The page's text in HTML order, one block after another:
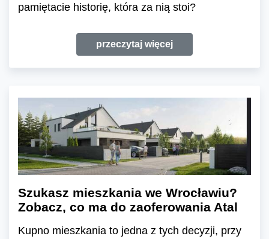
pamiętacie historię, która za nią stoi?
przeczytaj więcej
Szukasz mieszkania we Wrocławiu?
Zobacz, co ma do zaoferowania Atal
Kupno mieszkania to jedna z tych decyzji, przy